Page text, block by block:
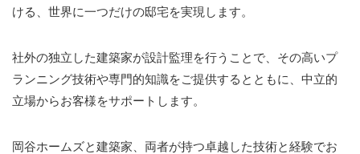
ける、世界に一つだけの邸宅を実現します。
社外の独立した建築家が設計監理を行うことで、その高いプ
ランニング技術や専門的知識をご提供するとともに、中立的
立場からお客様をサポートします。
岡谷ホームズと建築家、両者が持つ卓越した技術と経験でお